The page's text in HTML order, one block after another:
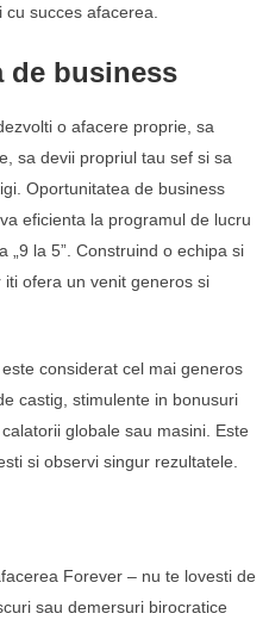
succes afacerea.
de business
o afacere proprie, sa
sa devii propriul tau sef si sa
Oportunitatea de business
eficienta la programul de lucru
„9 la 5”. Construind o echipa si
ofera un venit generos si
considerat cel mai generos
castig, stimulente in bonusuri
globale sau masini. Este
si observi singur rezultatele.
Forever – nu te lovesti de
sau demersuri birocratice